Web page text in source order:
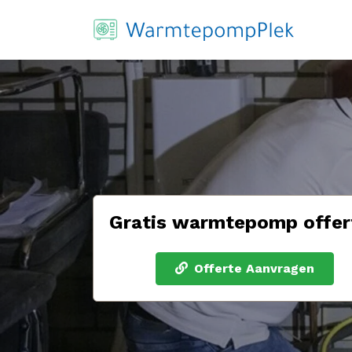
Gratis warmtepomp
Offerte Aanvragen